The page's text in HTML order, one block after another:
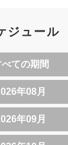
ジュール
ての期間
年08月
年09月